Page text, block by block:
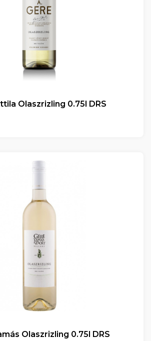
Olaszrizling 0.75l DRS
Olaszrizling 0.75l DRS